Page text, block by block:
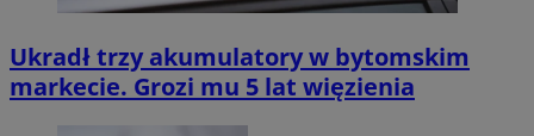
Ukradł trzy akumulatory w bytomskim
markecie. Grozi mu 5 lat więzienia